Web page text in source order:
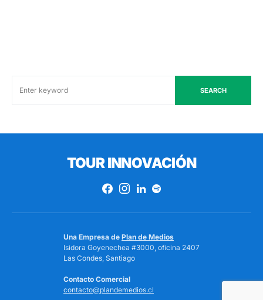
SEARCH
TOUR INNOVACIÓN
Una Empresa de Plan de Medios
Isidora Goyenechea #3000, oficina 2407
Las Condes, Santiago
Contacto Comercial
contacto@plandemedios.cl